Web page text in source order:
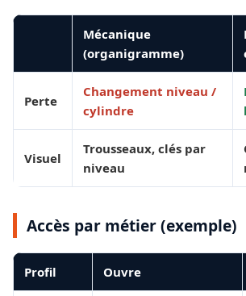
Mécanique
(organigramme)
Perte
Changement niveau /
cylindre
Visuel
Trousseaux, clés par
niveau
Accès par métier (exemple)
Profil Ouvre